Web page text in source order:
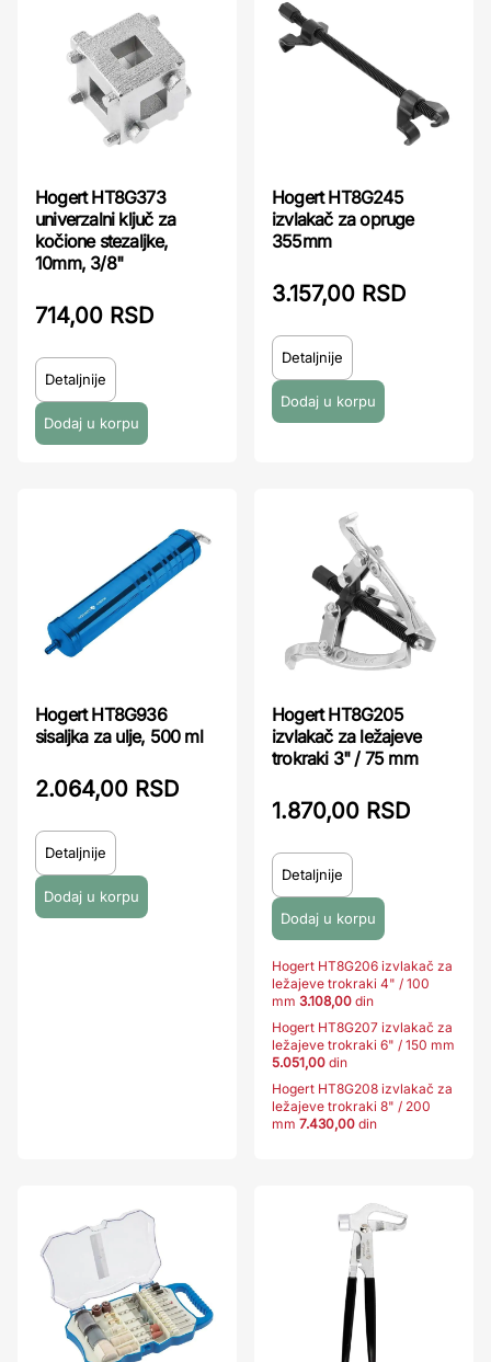
Hogert HT8G373
univerzalni ključ za
kočione stezaljke,
10mm, 3/8"
714,00 RSD
Detaljnije
Hogert HT8G245
izvlakač za opruge
355mm
3.157,00 RSD
Detaljnije
Hogert HT8G936
sisaljka za ulje, 500 ml
2.064,00 RSD
Detaljnije
Hogert HT8G205
izvlakač za ležajeve
trokraki 3" / 75 mm
1.870,00 RSD
Detaljnije
Hogert HT8G206 izvlakač za
ležajeve trokraki 4" / 100
mm 3.108,00 din
Hogert HT8G207 izvlakač za
ležajeve trokraki 6" / 150 mm
5.051,00 din
Hogert HT8G208 izvlakač za
ležajeve trokraki 8" / 200
mm 7.430,00 din